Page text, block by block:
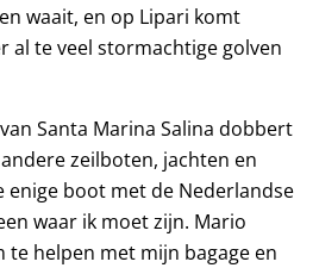
waait, en op Lipari komt
al te veel stormachtige golven
Santa Marina Salina dobbert
zeilboten, jachten en
enige boot met de Nederlandse
waar ik moet zijn. Mario
helpen met mijn bagage en